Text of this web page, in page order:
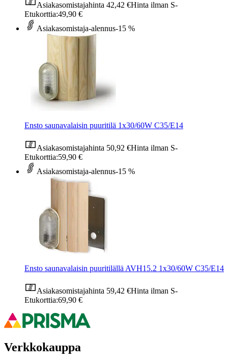
Asiakasomistajahinta 42,42 €Hinta ilman S-
Etukorttia:49,90 €
Asiakasomistaja-alennus-15 %
Ensto saunavalaisin puuritilä 1x30/60W C35/E14
Asiakasomistajahinta 50,92 €Hinta ilman S-
Etukorttia:59,90 €
Asiakasomistaja-alennus-15 %
Ensto saunavalaisin puuritilällä AVH15.2 1x30/60W C35/E14
Asiakasomistajahinta 59,42 €Hinta ilman S-
Etukorttia:69,90 €
Verkkokauppa